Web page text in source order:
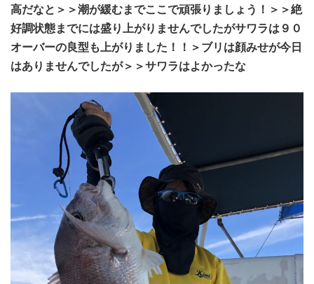
高だなと＞＞潮が緩むまでここで頑張りましょう！＞＞絶
好調状態までには盛り上がりませんでしたがサワラは９０
オーバーの良型も上がりました！！＞ブリは顔みせが今日
はありませんでしたが＞＞サワラはよかったな